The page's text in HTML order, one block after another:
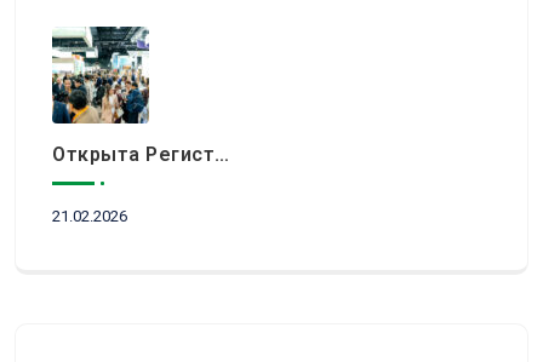
Открыта Регистрация Посетителей На KITF 2026 — Ключевое Событие Туристической Отрасли Центральной Азии
21.02.2026